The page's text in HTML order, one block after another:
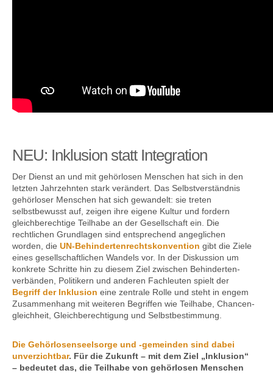
NEU: Inklusion statt Integration
Der Dienst an und mit gehörlosen Menschen hat sich in den
letzten Jahrzehnten stark verändert. Das Selbst­verständnis
gehörloser Menschen hat sich gewandelt: sie treten
selbstbewusst auf, zeigen ihre eigene Kultur und fordern
gleich­berechtige Teilhabe an der Gesellschaft ein. Die
rechtlichen Grundlagen sind entsprechend angeglichen
worden, die UN-Behinderten­rechts­konvention gibt die Ziele
eines gesell­schaft­lichen Wandels vor. In der Diskussion um
konkrete Schritte hin zu diesem Ziel zwischen Behinderten­­
verbänden, Politikern und anderen Fach­­leuten spielt der
Begriff der Inklusion eine zentrale Rolle und steht in engem
Zusammen­hang mit weiteren Begriffen wie Teilhabe, Chancen­
gleichheit, Gleich­­berechtigung und Selbst­­bestimmung.
Die Gehörlosen­seelsorge und -gemeinden sind dabei
unverzichtbar. Für die Zukunft – mit dem Ziel „Inklusion“
– bedeutet das, die Teilhabe von gehörlosen Menschen